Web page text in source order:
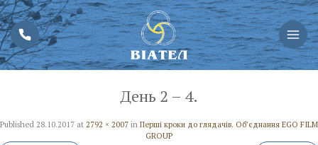
День 2 – 4.
Published 28.10.2017 at 2792 × 2007 in Перші кроки до глядачів. Об’єднання EGO FILM
GROUP